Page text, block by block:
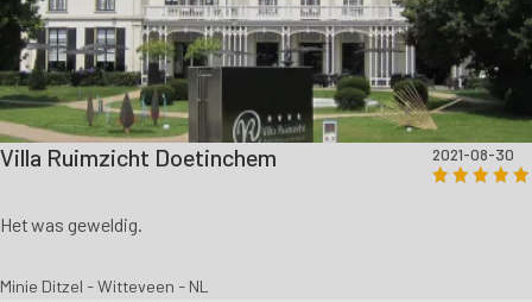
Villa Ruimzicht Doetinchem 2021-08-30
Het was geweldig.
Minie Ditzel - Witteveen - NL